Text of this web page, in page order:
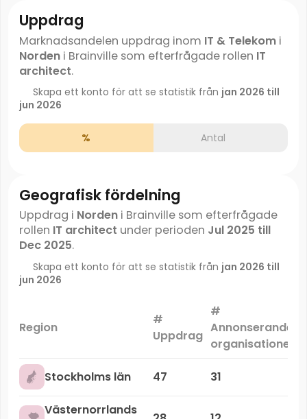
Uppdrag
Marknadsandelen uppdrag inom IT & Telekomi
Nordeni Brainville som efterfrågade rollen IT
architect.
Skapa ett konto för att se statistik från jan 2026 till
jun 2026
% Antal
Geografisk fördelning
Uppdrag i Nordeni Brainville som efterfrågade
rollen IT architect under perioden Jul 2025 till
Dec 2025.
Skapa ett konto för att se statistik från jan 2026 till
jun 2026
Region
#
Uppdrag
#
Annonserande
organisationer
Stockholms län 47 31
Västernorrlands